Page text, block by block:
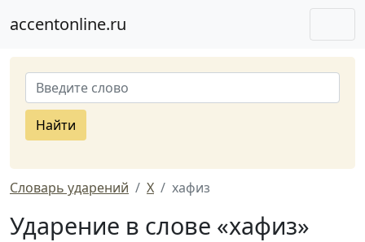
accentonline.ru
Найти
Словарь ударений Х хафиз
Ударение в слове «хафиз»